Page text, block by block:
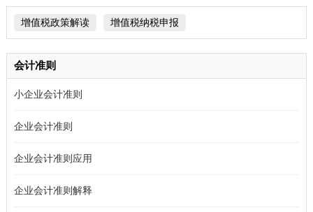
增值税政策解读 增值税纳税申报
会计准则
小企业会计准则
企业会计准则
企业会计准则应用
企业会计准则解释